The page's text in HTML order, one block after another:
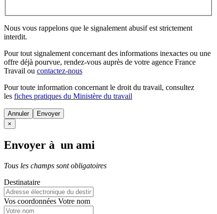
Nous vous rappelons que le signalement abusif est strictement
interdit.
Pour tout signalement concernant des informations inexactes ou une
offre déjà pourvue, rendez-vous auprès de votre agence France
Travail ou contactez-nous
Pour toute information concernant le droit du travail, consultez
les fiches pratiques du Ministère du travail
Annuler
×
Envoyer à un ami
Tous les champs sont obligatoires
Destinataire
Vos coordonnées Votre nom